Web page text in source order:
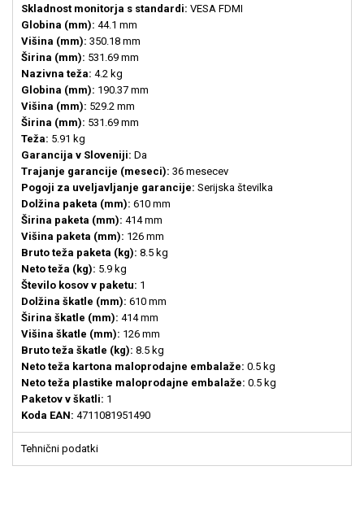
Skladnost monitorja s standardi: VESA FDMI
Globina (mm): 44.1 mm
Višina (mm): 350.18 mm
Širina (mm): 531.69 mm
Nazivna teža: 4.2 kg
Globina (mm): 190.37 mm
Višina (mm): 529.2 mm
Širina (mm): 531.69 mm
Teža: 5.91 kg
Garancija v Sloveniji: Da
Trajanje garancije (meseci): 36 mesecev
Pogoji za uveljavljanje garancije: Serijska številka
Dolžina paketa (mm): 610 mm
Širina paketa (mm): 414 mm
Višina paketa (mm): 126 mm
Bruto teža paketa (kg): 8.5 kg
Neto teža (kg): 5.9 kg
Število kosov v paketu: 1
Dolžina škatle (mm): 610 mm
Širina škatle (mm): 414 mm
Višina škatle (mm): 126 mm
Bruto teža škatle (kg): 8.5 kg
Neto teža kartona maloprodajne embalaže: 0.5 kg
Neto teža plastike maloprodajne embalaže: 0.5 kg
Paketov v škatli: 1
Koda EAN: 4711081951490
Tehnični podatki